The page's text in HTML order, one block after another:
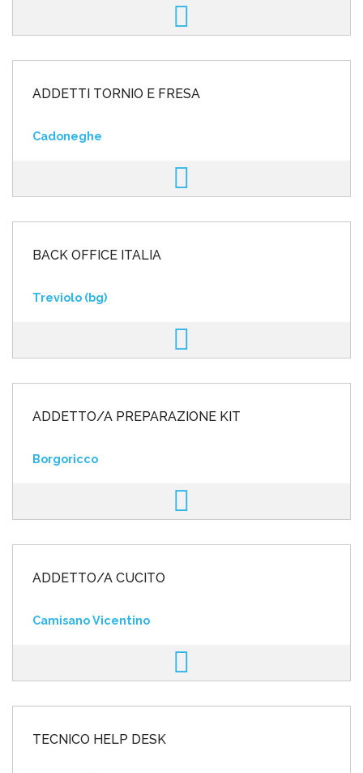
ADDETTI TORNIO E FRESA
Cadoneghe
BACK OFFICE ITALIA
Treviolo (bg)
ADDETTO/A PREPARAZIONE KIT
Borgoricco
ADDETTO/A CUCITO
Camisano Vicentino
TECNICO HELP DESK